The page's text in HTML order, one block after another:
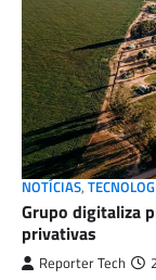
NOTÍCIAS,
Grupo digitaliza
privativas
Reporter Tech